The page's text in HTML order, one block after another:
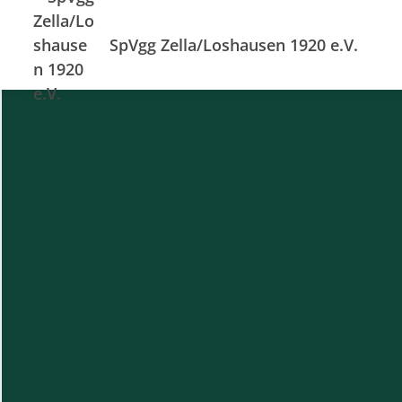
SpVgg Zella/Loshausen 1920 e.V.